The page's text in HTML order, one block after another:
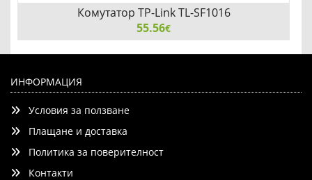
Комутатор TP-Link TL-SF1016
55.56€
ИНФОРМАЦИЯ
Условия за ползване
Плащане и доставка
Политика за поверителност
Контакти